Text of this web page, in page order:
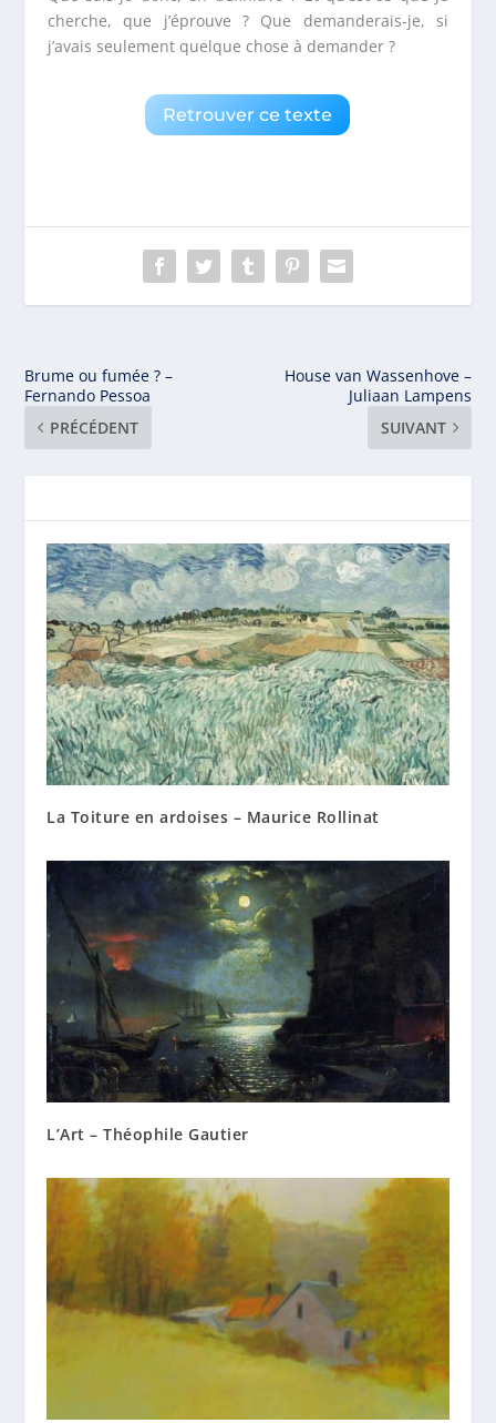
cherche, que j’éprouve ? Que demanderais-je, si
j’avais seulement quelque chose à demander ?
Retrouver ce texte
Brume ou fumée ? –
Fernando Pessoa
PRÉCÉDENT
House van Wassenhove –
Juliaan Lampens
SUIVANT
La Toiture en ardoises – Maurice Rollinat
L’Art – Théophile Gautier